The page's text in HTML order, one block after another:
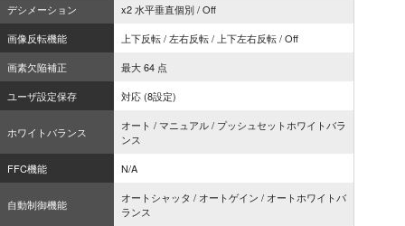
デシメーション
x2 水平垂直個別 / Off
画像反転機能
上下反転 / 左右反転 / 上下左右反転 / Off
画素欠陥補正
最大 64 点
ユーザ設定保存
対応 (8設定)
ホワイトバランス
オート / マニュアル / プッシュセットホワイトバラ
ンス
FFC機能
N/A
自動制御機能
オートシャッタ / オートゲイン / オートホワイトバ
ランス